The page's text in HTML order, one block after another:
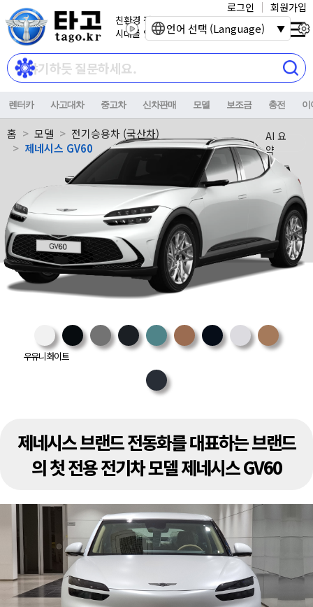
친환경 전기자동차
시대를 열어갑니다.
로그인 회원가입
렌터카 사고대차 중고차 신차판매 모델 보조금 충전 이
홈 모델
전기승용차 (국산차)
제네시스 GV60
AI 요
약
우유니 화이트
제네시스 브랜드 전동화를 대표하는 브랜드
의 첫 전용 전기차 모델 제네시스 GV60
언어 선택 (Language)